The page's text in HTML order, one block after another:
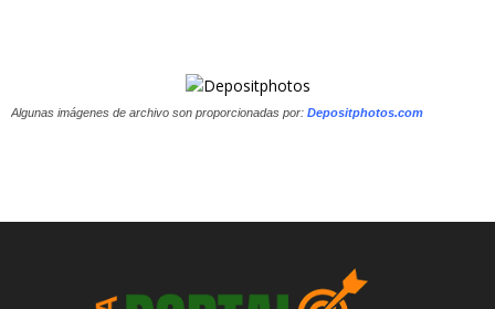
Algunas imágenes de archivo son proporcionadas por: Depositphotos.com